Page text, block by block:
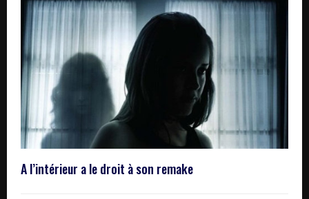
A l’intérieur a le droit à son remake